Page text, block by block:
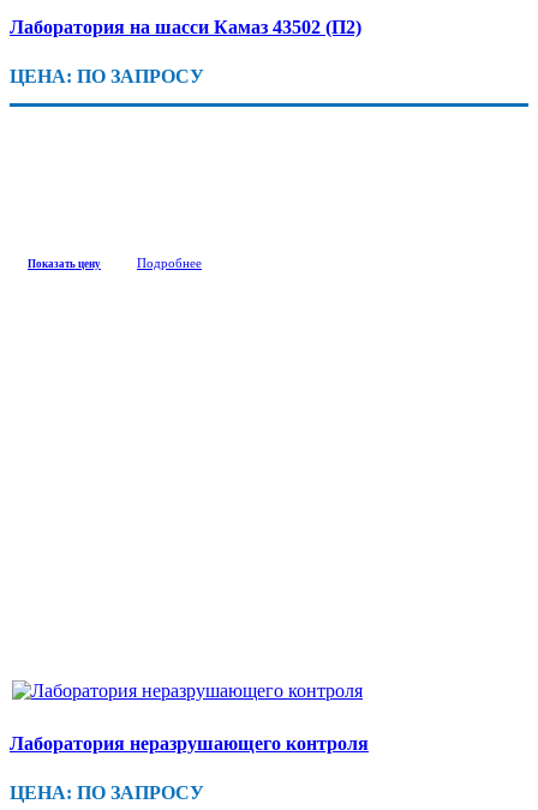
Лаборатория на шасси Камаз 43502 (П2)
ЦЕНА: ПО ЗАПРОСУ
Показать цену Подробнее
Лаборатория неразрушающего контроля
ЦЕНА: ПО ЗАПРОСУ